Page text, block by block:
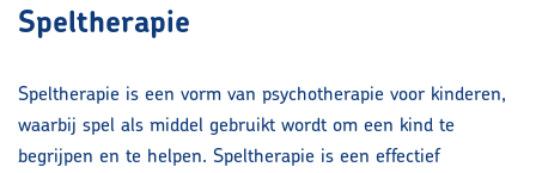
Speltherapie
Speltherapie is een vorm van psychotherapie voor kinderen,
waarbij spel als middel gebruikt wordt om een kind te
begrijpen en te helpen. Speltherapie is een effectief